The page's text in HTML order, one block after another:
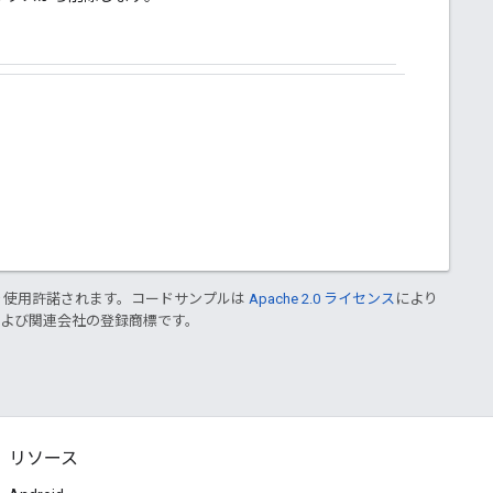
用許諾されます。コードサンプルは Apache 2.0 ライセンス により
び関連会社の登録商標です。
リソース